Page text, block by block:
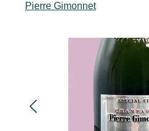
Pierre Gimonnet
Bildergalerie überspringen